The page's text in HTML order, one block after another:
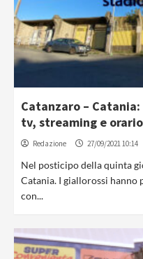
Catanzaro –
tv, streaming e
Redazione 27/09/2021 10:14
Nel posticipo della quinta
Catania. I giallorossi hanno
con...